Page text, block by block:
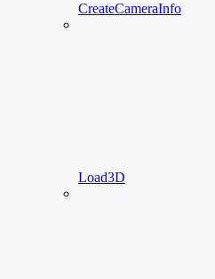
CreateCameraInfo
Load3D